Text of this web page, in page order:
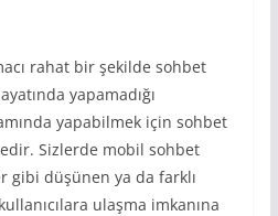
rahat bir şekilde sohbet
yapamadığı
yapabilmek için sohbet
Sizlerde mobil sohbet
gibi düşünen ya da farklı
ulaşma imkanına